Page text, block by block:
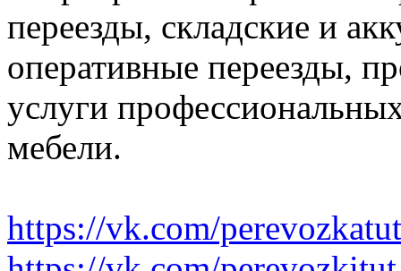
переезды, складские и
оперативные переезды,
услуги
мебели.
https://vk.com/perevozkatut